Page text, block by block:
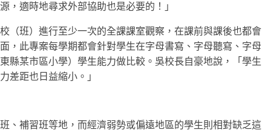
，適時地尋求外部協助也是必要的！」
（班）進行至少一次的全課課室觀察，在課前與課後也都會
，此專案每學期都會針對學生在字母書寫、字母聽寫、字母
縣某市區小學）學生能力做比較。吳校長自豪地說，「學生
差距也日益縮小。」
、補習班等地，而經濟弱勢或偏遠地區的學生則相對缺乏這